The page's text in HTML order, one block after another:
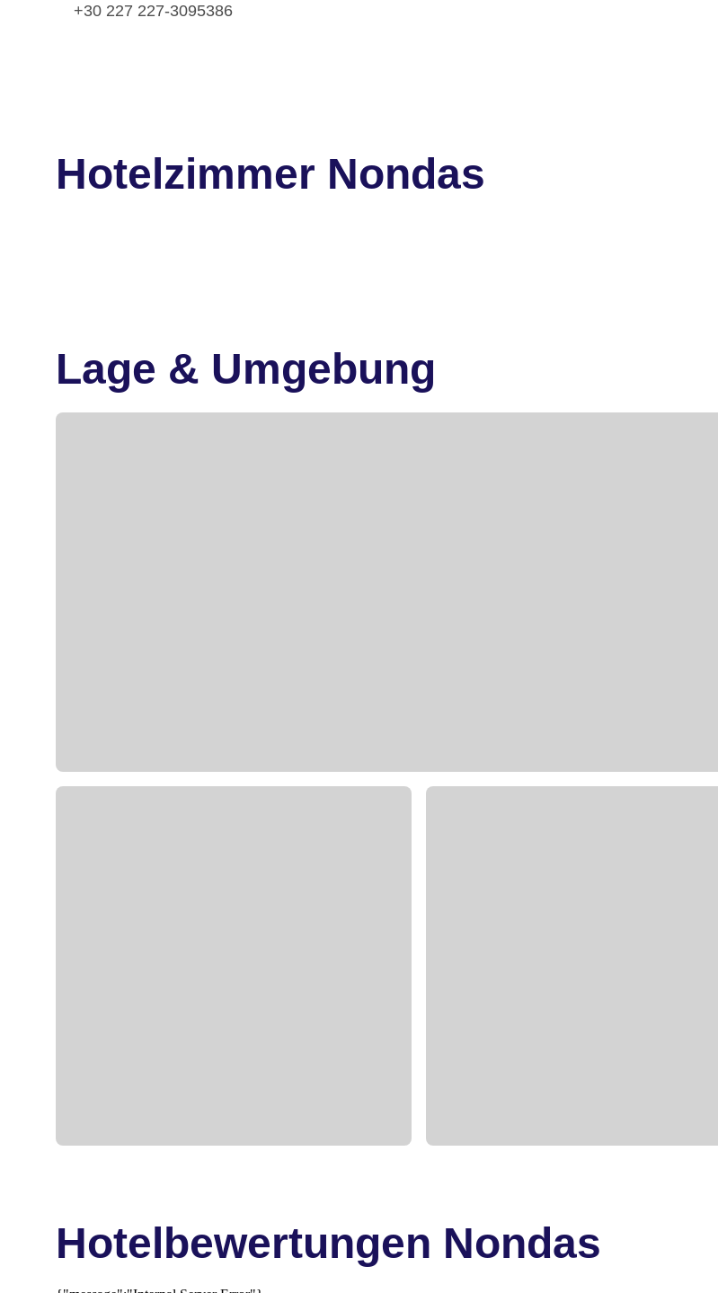
+30 227 227-3095386
Hotelzimmer Nondas
Lage & Umgebung
Hotelbewertungen Nondas